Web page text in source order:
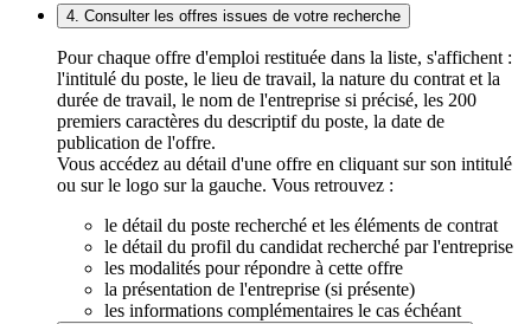
4. Consulter les offres issues de votre recherche
Pour chaque offre d'emploi restituée dans la liste, s'affichent :
l'intitulé du poste, le lieu de travail, la nature du contrat et la
durée de travail, le nom de l'entreprise si précisé, les 200
premiers caractères du descriptif du poste, la date de
publication de l'offre.
Vous accédez au détail d'une offre en cliquant sur son intitulé
ou sur le logo sur la gauche. Vous retrouvez :
le détail du poste recherché et les éléments de contrat
le détail du profil du candidat recherché par l'entreprise
les modalités pour répondre à cette offre
la présentation de l'entreprise (si présente)
les informations complémentaires le cas échéant